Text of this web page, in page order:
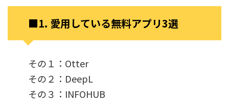
■1. 愛用している無料アプリ3選
その１：Otter
その２：DeepL
その３：INFOHUB